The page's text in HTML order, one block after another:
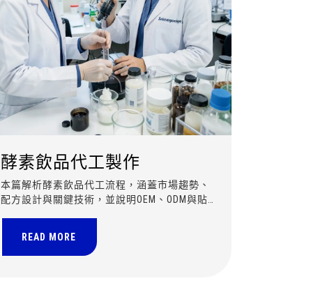
酵素飲品代工製作
本篇解析酵素飲品代工流程，涵蓋市場趨勢、
配方設計與關鍵技術，並說明OEM、ODM與貼
READ MORE